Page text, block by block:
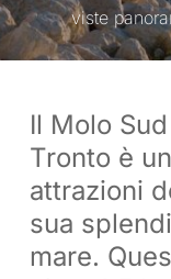
viste
Il Molo
Tronto è
attrazioni
sua
mare.